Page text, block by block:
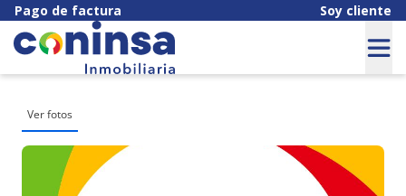
Pago de factura Soy cliente
Ver fotos